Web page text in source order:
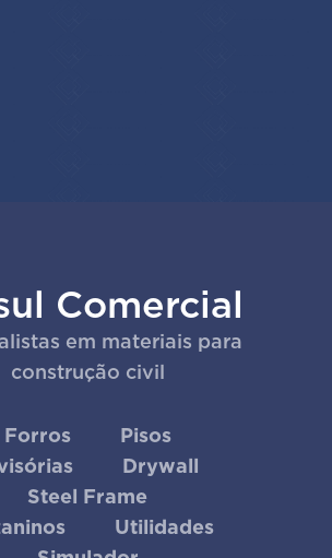
Comercial
em materiais para
construção civil
Forros
Pisos
Drywall
Steel Frame
Utilidades